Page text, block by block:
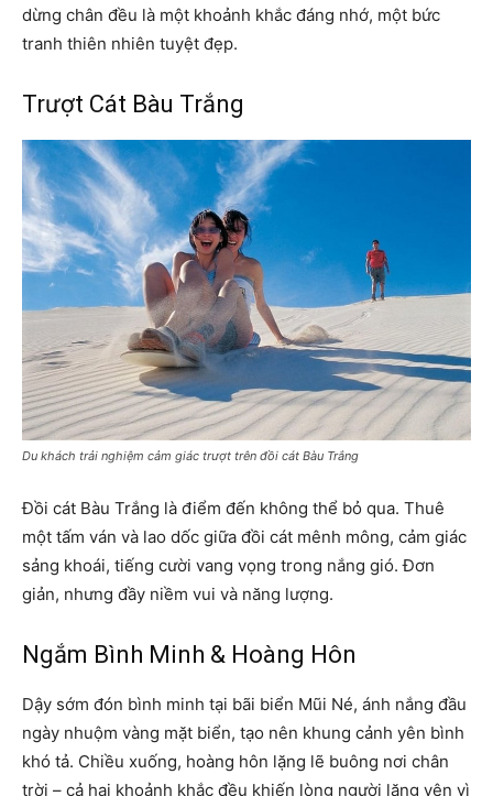
dừng chân đều là một khoảnh khắc đáng nhớ, một bức
tranh thiên nhiên tuyệt đẹp.
Trượt Cát Bàu Trắng
Du khách trải nghiệm cảm giác trượt trên đồi cát Bàu Trắng
Đồi cát Bàu Trắng là điểm đến không thể bỏ qua. Thuê
một tấm ván và lao dốc giữa đồi cát mênh mông, cảm giác
sảng khoái, tiếng cười vang vọng trong nắng gió. Đơn
giản, nhưng đầy niềm vui và năng lượng.
Ngắm Bình Minh & Hoàng Hôn
Dậy sớm đón bình minh tại bãi biển Mũi Né, ánh nắng đầu
ngày nhuộm vàng mặt biển, tạo nên khung cảnh yên bình
khó tả. Chiều xuống, hoàng hôn lặng lẽ buông nơi chân
trời – cả hai khoảnh khắc đều khiến lòng người lặng yên vì